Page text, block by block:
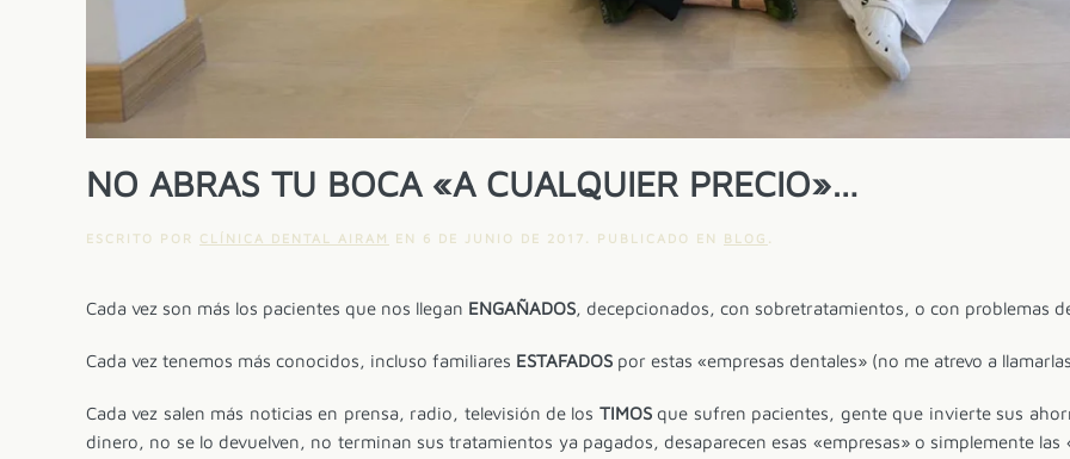
NO ABRAS TU BOCA «A CUALQUIER PRECIO»…
ESCRITO POR CLÍNICA DENTAL AIRAM EN 6 DE JUNIO DE 2017 . PUBLICADO EN BLOG
Cada vez son más los pacientes que nos llegan ENGAÑADOS, decepcionados, con sobretratamientos, o con problemas
Cada vez tenemos más conocidos, incluso familiares ESTAFADOS por estas «empresas dentales» (no me atrevo a
Cada vez salen más noticias en prensa, radio, televisión de los TIMOSque sufren pacientes, gente que invierte sus
dinero, no se lo devuelven, no terminan sus tratamientos ya pagados, desaparecen esas «empresas» o simplemente